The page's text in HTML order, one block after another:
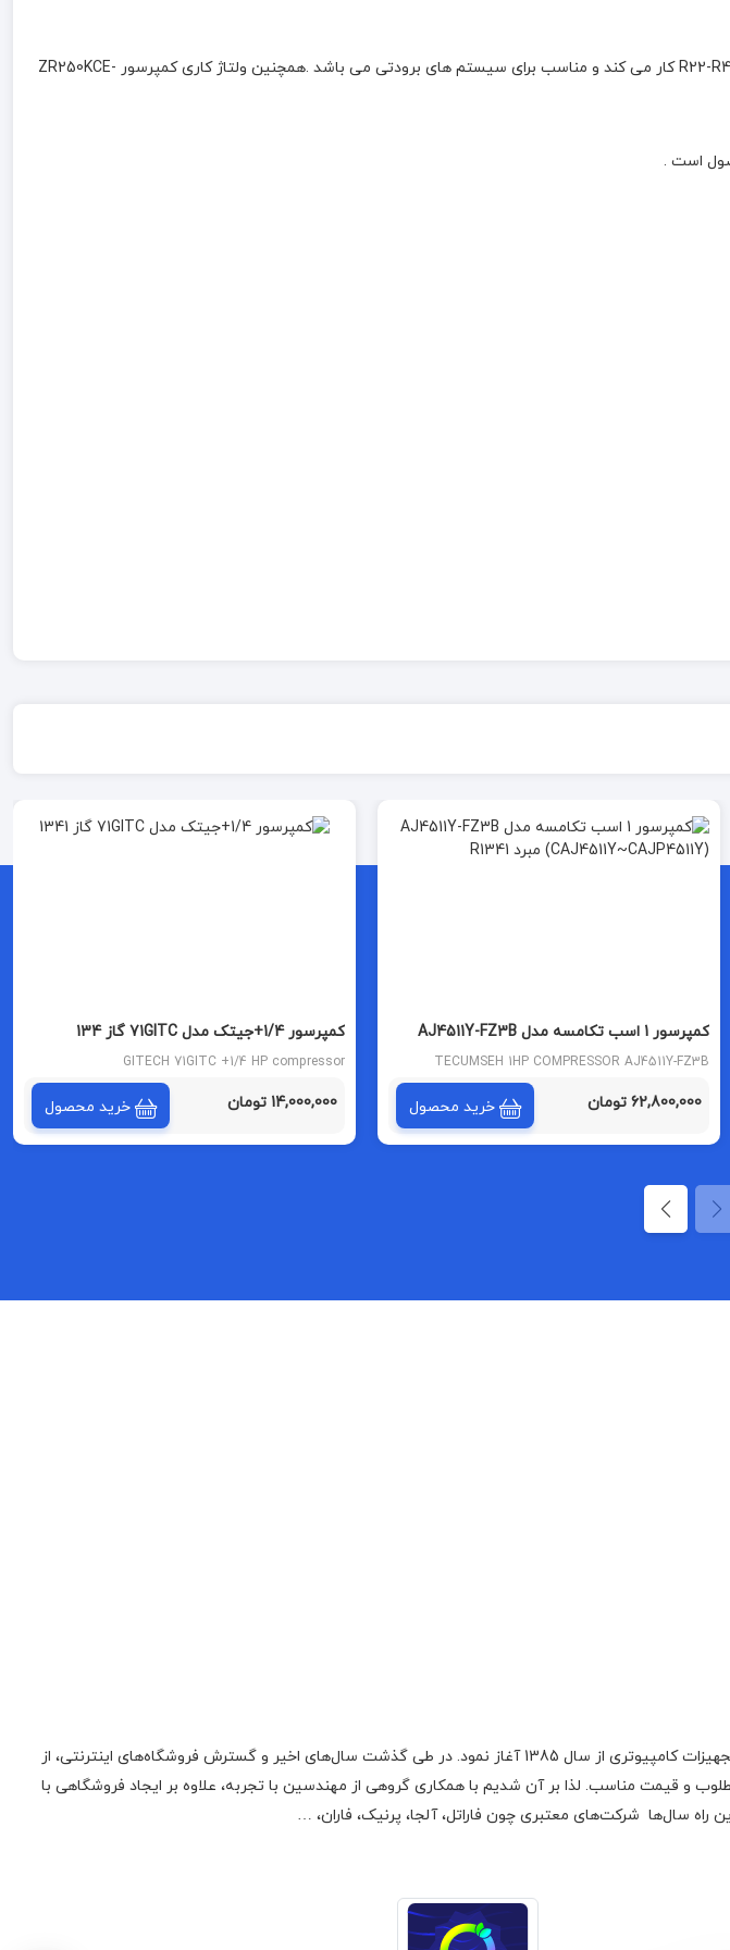
کمپرسور 15.8 اسب اسکرال کوپلند ZR250KCE-TED-522 یک کمپرسور با کیفیت بالا که با گاز مبرد -R22-R407c-R134 کار می کند و مناسب برای سیستم های برودتی می باشد .همچنین ولتاژ کاری کمپرسور ZR250KCE-
کمپرسور 1 اسب تکامسه مدل AJ4511Y-FZ3B
(CAJ4511Y~CAJP4511Y) مبرد R134
TECUMSEH 1HP COMPRESSOR AJ4511Y-FZ3B
62,800,000 تومان خرید محصول
کمپرسور 1/4+جیتک مدل 71GITC گاز 134
GITECH 71GITC +1/4 HP compressor
14,000,000 تومان خرید محصول
گروه اچ ام الکترونیک فعالیت اولیه‌ی خود را در زمینه‌‌ی تعمیر لوازم صوتی، تصویری، منابع تغذیه سوئیچینگ و تجهیزات کامپیوتری از سال 1385 آغاز نمود. در طی گذشت سال‌های اخیر و گسترش فروشگاه‌های اینترنتی، از
و قیمت مناسب. لذا بر آن شدیم با همکاری گروهی از مهندسین با تجربه، علاوه بر ایجاد فروشگاهی با
راه سال‌ها شرکت‌های معتبری چون فاراتل، آلجا، پرنیک، فاران، …